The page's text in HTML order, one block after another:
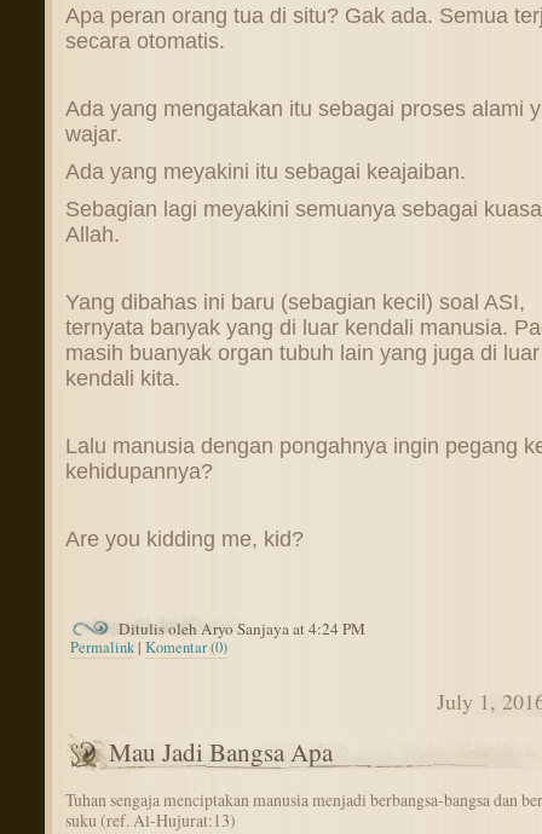
Apa peran orang tua di situ? Gak ada. Semua
secara otomatis.
Ada yang mengatakan itu sebagai proses alami
wajar.
Ada yang meyakini itu sebagai keajaiban.
Sebagian lagi meyakini semuanya sebagai kuasa
Allah.
Yang dibahas ini baru (sebagian kecil) soal ASI,
ternyata banyak yang di luar kendali manusia.
masih buanyak organ tubuh lain yang juga di luar
kendali kita.
Lalu manusia dengan pongahnya ingin pegang
kehidupannya?
Are you kidding me, kid?
Ditulis oleh Aryo Sanjaya at 4:24 PM
Permalink |Komentar (0)
July 1,
Mau Jadi Bangsa Apa
Tuhan sengaja menciptakan manusia menjadi berbangsa-bangsa dan
suku (ref. Al-Hujurat:13)